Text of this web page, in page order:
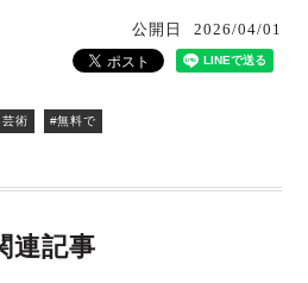
公開日 2026/04/01
術 #無料で
連記事